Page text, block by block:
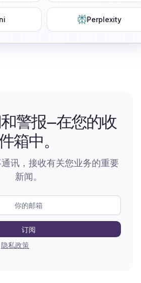
Perplexity
警报—在您的收
箱中。
讯，接收有关您业务的重要
新闻。
隐私政策